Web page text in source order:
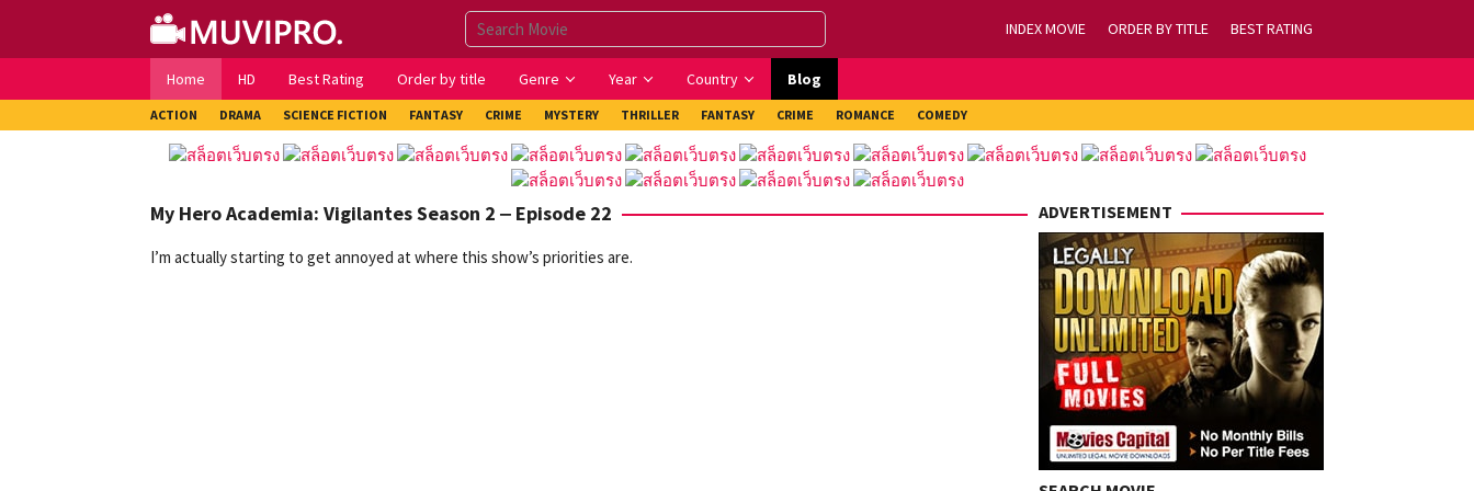
content
INDEX MOVIE ORDER BY TITLE BEST RATING
Home HD Best Rating Order by title Genre Year Country Blog
ACTION DRAMA SCIENCE FICTION FANTASY CRIME MYSTERY THRILLER FANTASY CRIME ROMANCE COMEDY
My Hero Academia: Vigilantes Season 2 ‒ Episode 22
I’m actually starting to get annoyed at where this show’s priorities are.
ADVERTISEMENT